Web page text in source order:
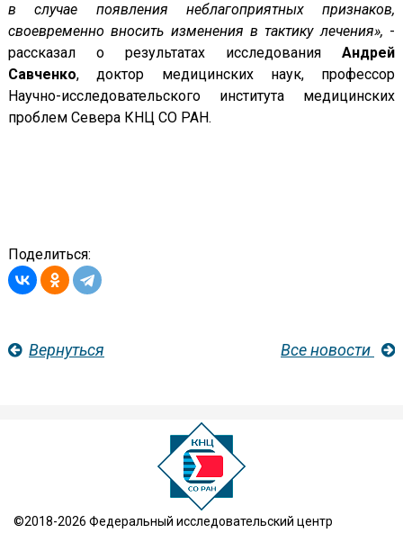
в случае появления неблагоприятных признаков,
своевременно вносить изменения в тактику лечения», -
рассказал о результатах исследования Андрей
Савченко, доктор медицинских наук, профессор
Научно-исследовательского института медицинских
проблем Севера КНЦ СО РАН.
Поделиться:
Вернуться Все новости
©2018-2026 Федеральный исследовательский центр